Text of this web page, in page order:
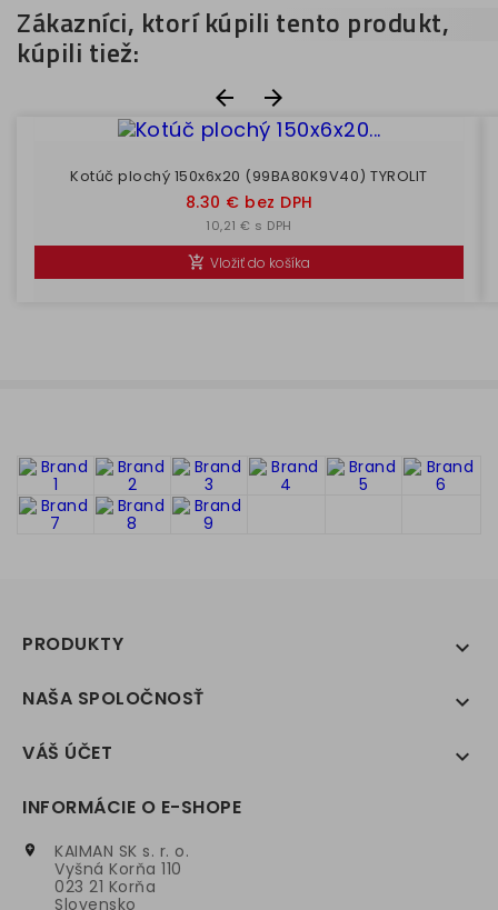
Zákazníci, ktorí kúpili tento produkt,
kúpili tiež:
 
Kotúč plochý 150x6x20 (99BA80K9V40) TYROLIT
Cena
8.30 € bez DPH
10,21 € s DPH
 Vložiť do košíka
PRODUKTY 
NAŠA SPOLOČNOSŤ 
VÁŠ ÚČET 
INFORMÁCIE O E-SHOPE

KAIMAN SK s. r. o.
Vyšná Korňa 110
023 21 Korňa
Slovensko